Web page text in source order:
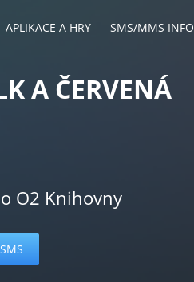
APLIKACE A HRY SMS/MMS INFO
A ČERVENÁ
O2 Knihovny